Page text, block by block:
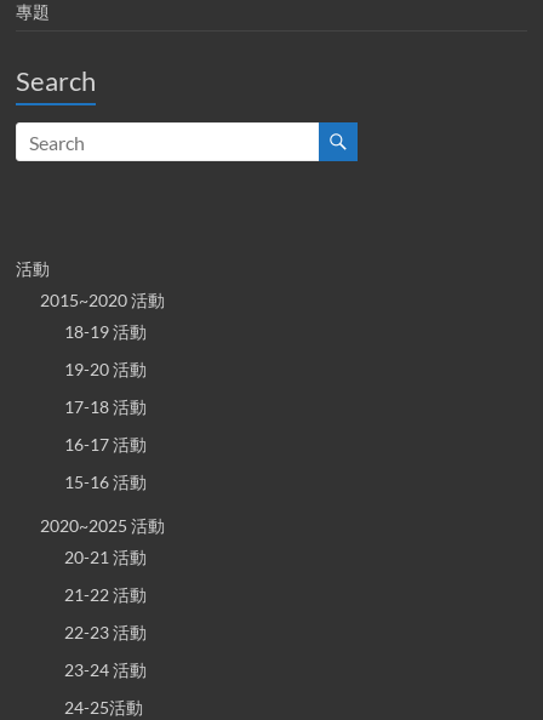
專題
Search
活動
2015~2020 活動
18-19 活動
19-20 活動
17-18 活動
16-17 活動
15-16 活動
2020~2025 活動
20-21 活動
21-22 活動
22-23 活動
23-24 活動
24-25活動